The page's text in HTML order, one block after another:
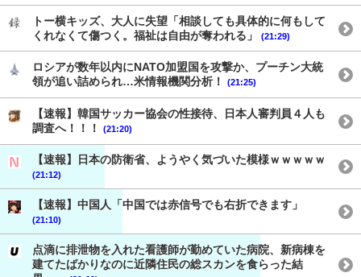
トー横キッズ、大人に失望「相談しても具体的に何もして
くれなくて傷つく。福祉は自由が奪われる」
(21:29)
ロシアが数年以内にNATO加盟国を攻撃か、プーチン大統
領が追い詰められ…米情報機関分析！
(21:25)
【速報】韓国サッカー協会の性接待、日本人審判員４人も
調査へ！！！
(21:20)
【速報】日本の防衛省、ようやく気づいた模様ｗｗｗｗｗ
(21:12)
【速報】中国人「中国では赤信号でも右折できます」
(21:10)
点滴に排泄物を入れた看護師が勤めていた病院、新病棟を
建てたばかりなのに近隣住民の総スカンを食らった結